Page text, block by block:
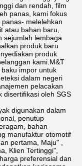
dan rendah, film
panas, kami fokus
melelehkan
atau bahan baru,
sejumlah lembaga
produk baru
produk
kami.M&T
impor untuk
dalam negeri
pelacakan
disertifikasi oleh SGS
digunakan dalam
penutup
bahan
manufaktur otomotif
pertama, Maju" ,
Klien Tertinggi",
preferensial dan